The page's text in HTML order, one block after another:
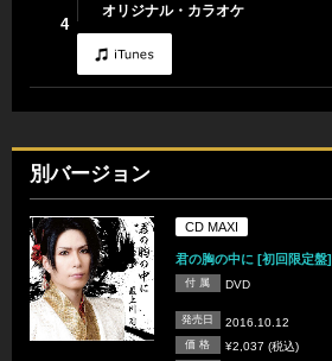
4
オリジナル・カラオケ
別バージョン
CD MAXI
君の胸の中に [初回限定盤]
付 属 DVD
発売日 2016.10.12
価 格 ¥2,037 (税込)